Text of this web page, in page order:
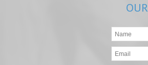
OUR